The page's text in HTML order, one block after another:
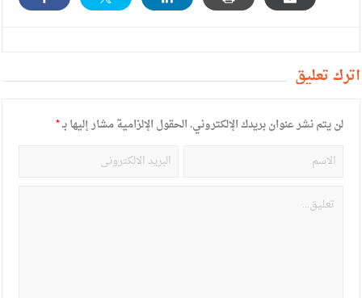
أترك تعليق
لن يتم نشر عنوان بريدك الإلكتروني.الحقول الإلزامية مشار إليها بـ*